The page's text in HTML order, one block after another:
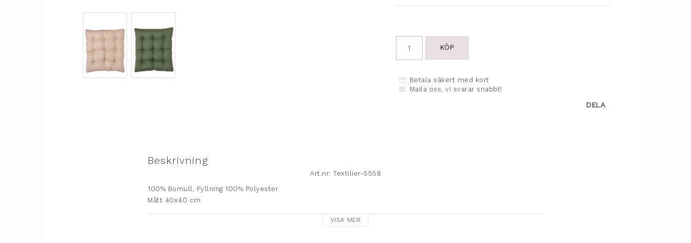
KÖP
Betala säkert med kort
Maila oss, vi svarar snabbt!
DELA
Beskrivning
Art.nr: Textilier-5558
100% Bomull, Fyllning 100% Polyester
Mått 40x40 cm
VISA MER